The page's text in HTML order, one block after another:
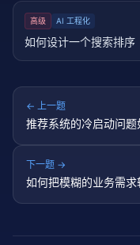
高级 AI 工程化
如何设计一个搜索排序
← 上一题
推荐系统的冷启动问题
下一题 →
如何把模糊的业务需求